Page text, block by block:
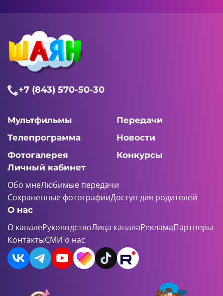
Домисолька
8 серия
+7 (843) 570-50-30
Мультфильмы
Передачи
Телепрограмма
Новости
Фотогалерея
Конкурсы
Личный кабинет
Обо мнеЛюбимые передачи
Сохраненные фотографииДоступ для родителей
О нас
О каналеРуководствоЛица каналаРекламаПартнеры
КонтактыСМИ о нас